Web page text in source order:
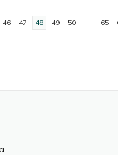
46 47 48 49 50 ... 65